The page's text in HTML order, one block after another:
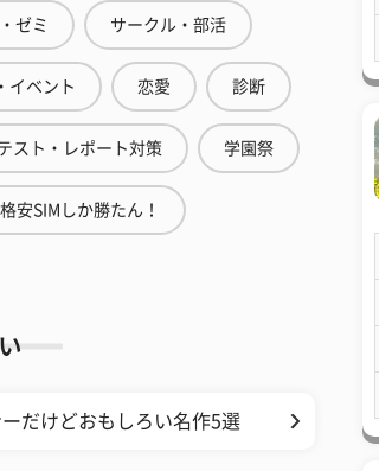
ゼミ サークル・部活
イベント 恋愛 診断
スト・レポート対策 学園祭
格安SIMしか勝たん！
だけどおもしろい名作5選